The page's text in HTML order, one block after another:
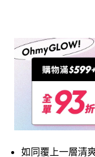
如同覆上一層清